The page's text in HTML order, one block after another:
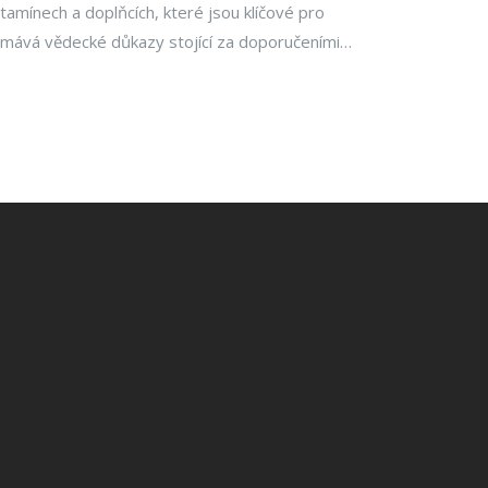
a doplňcích, které jsou klíčové pro
vědecké důkazy stojící za doporučeními
praktické rady, jak podporovat zdraví kloubů
Čtenáři se dozvědí o významu